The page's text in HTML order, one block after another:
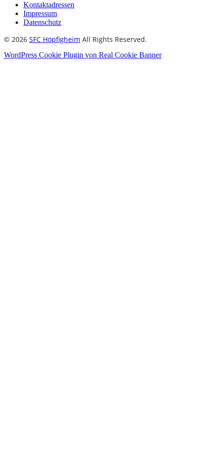
Kontaktadressen
Impressum
Datenschutz
© 2026 SFC Höpfigheim All Rights Reserved.
WordPress Cookie Plugin von Real Cookie Banner